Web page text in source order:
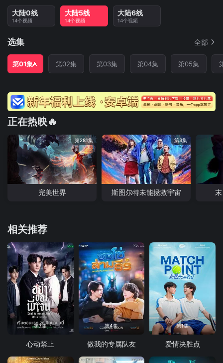
大陆0线
14个视频
大陆5线
14个视频
大陆6线
14个视频
选集 全部
第01集 第02集 第03集 第04集 第05集
正在热映🔥
第281集
完美世界
第3集
斯图尔特未能拯救宇宙
相关推荐
第7集
心动禁止
第4集
做我的专属队友
第1集
爱情决胜点